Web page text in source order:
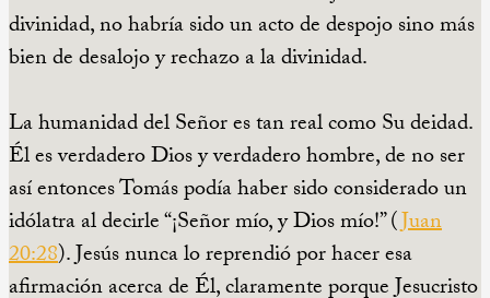
divinidad, no habría sido un acto de despojo sino más
bien de desalojo y rechazo a la divinidad.
La humanidad del Señor es tan real como Su deidad.
Él es verdadero Dios y verdadero hombre, de no ser
así entonces Tomás podía haber sido considerado un
idólatra al decirle “¡Señor mío, y Dios mío!” (Juan
20:28). Jesús nunca lo reprendió por hacer esa
afirmación acerca de Él, claramente porque Jesucristo